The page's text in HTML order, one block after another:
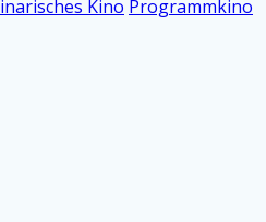
Kino Programmkino